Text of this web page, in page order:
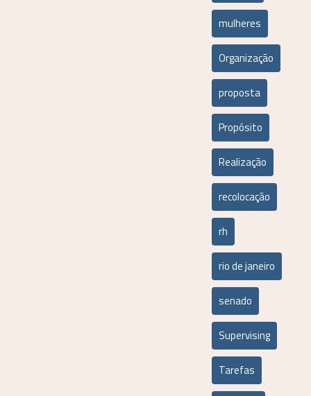
mulheres
Organização
proposta
Propósito
Realização
recolocação
rh
rio de janeiro
senado
Supervising
Tarefas